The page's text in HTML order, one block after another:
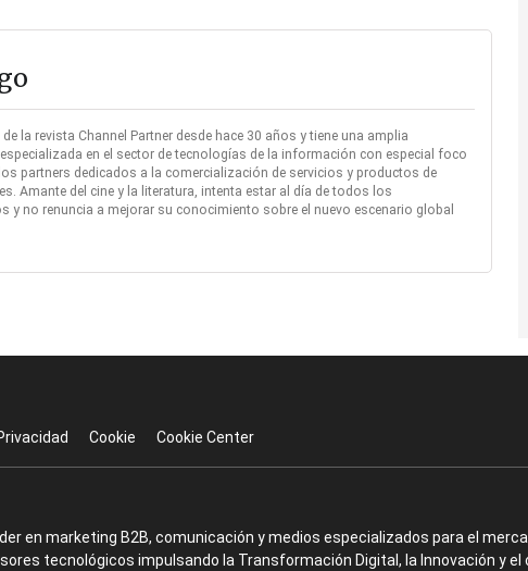
la revista Channel Partner desde hace 30 años y tiene una amplia
en el sector de tecnologías de la información con especial foco
partners dedicados a la comercialización de servicios y productos de
Amante del cine y la literatura, intenta estar al día de todos los
y no renuncia a mejorar su conocimiento sobre el nuevo escenario global
Cookie Cookie Center
en marketing B2B, comunicación y medios especializados para el
tecnológicos impulsando la Transformación Digital, la Innovación y el